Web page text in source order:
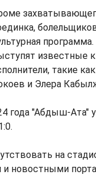
известные
такие
и Элера
года "Абдыш-Ата"
на
новостными